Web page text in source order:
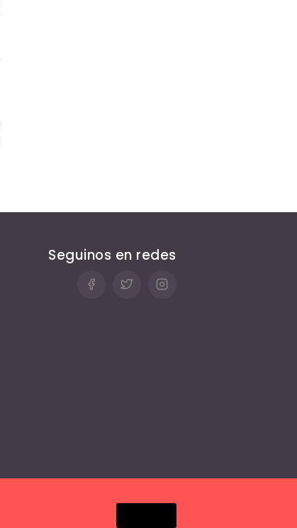
Seguinos en redes